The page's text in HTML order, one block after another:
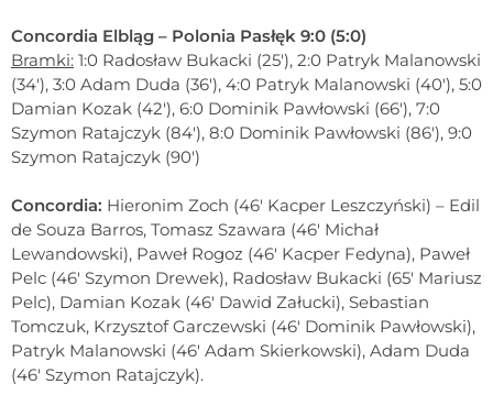
Concordia Elbląg – Polonia Pasłęk 9:0 (5:0)
Bramki: 1:0 Radosław Bukacki (25'), 2:0 Patryk Malanowski
(34'), 3:0 Adam Duda (36'), 4:0 Patryk Malanowski (40'), 5:0
Damian Kozak (42'), 6:0 Dominik Pawłowski (66'), 7:0
Szymon Ratajczyk (84'), 8:0 Dominik Pawłowski (86'), 9:0
Szymon Ratajczyk (90')
Concordia: Hieronim Zoch (46' Kacper Leszczyński) – Edil
de Souza Barros, Tomasz Szawara (46' Michał
Lewandowski), Paweł Rogoz (46' Kacper Fedyna), Paweł
Pelc (46' Szymon Drewek), Radosław Bukacki (65' Mariusz
Pelc), Damian Kozak (46' Dawid Załucki), Sebastian
Tomczuk, Krzysztof Garczewski (46' Dominik Pawłowski),
Patryk Malanowski (46' Adam Skierkowski), Adam Duda
(46' Szymon Ratajczyk).